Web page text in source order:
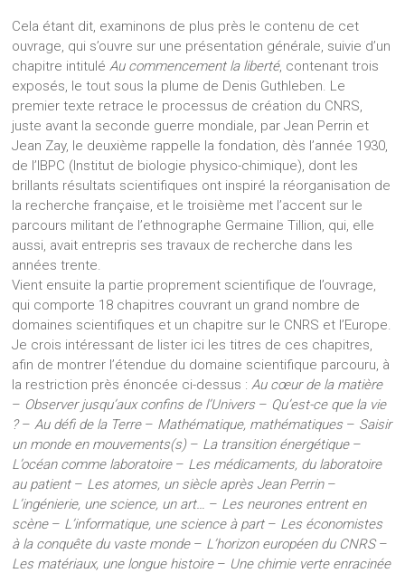
Cela étant dit, examinons de plus près le contenu de cet
ouvrage, qui s’ouvre sur une présentation générale, suivie d’un
chapitre intitulé Au commencement la liberté, contenant trois
exposés, le tout sous la plume de Denis Guthleben. Le
premier texte retrace le processus de création du CNRS,
juste avant la seconde guerre mondiale, par Jean Perrin et
Jean Zay, le deuxième rappelle la fondation, dès l’année 1930,
de l’IBPC (Institut de biologie physico-chimique), dont les
brillants résultats scientifiques ont inspiré la réorganisation de
la recherche française, et le troisième met l’accent sur le
parcours militant de l’ethnographe Germaine Tillion, qui, elle
aussi, avait entrepris ses travaux de recherche dans les
années trente.
Vient ensuite la partie proprement scientifique de l’ouvrage,
qui comporte 18 chapitres couvrant un grand nombre de
domaines scientifiques et un chapitre sur le CNRS et l’Europe.
Je crois intéressant de lister ici les titres de ces chapitres,
afin de montrer l’étendue du domaine scientifique parcouru, à
la restriction près énoncée ci-dessus : Au cœur de la matière
– Observer jusqu’aux confins de l’Univers– Qu’est-ce que la vie
?– Au défi de la Terre– Mathématique, mathématiques– Saisir
un monde en mouvements(s)– La transition énergétique–
L’océan comme laboratoire– Les médicaments, du laboratoire
au patient– Les atomes, un siècle après Jean Perrin–
L’ingénierie, une science, un art…
– Les neurones entrent en
scène– L’informatique, une science à part– Les économistes
à la conquête du vaste monde– L’horizon européen du CNRS–
Les matériaux, une longue histoire– Une chimie verte enracinée